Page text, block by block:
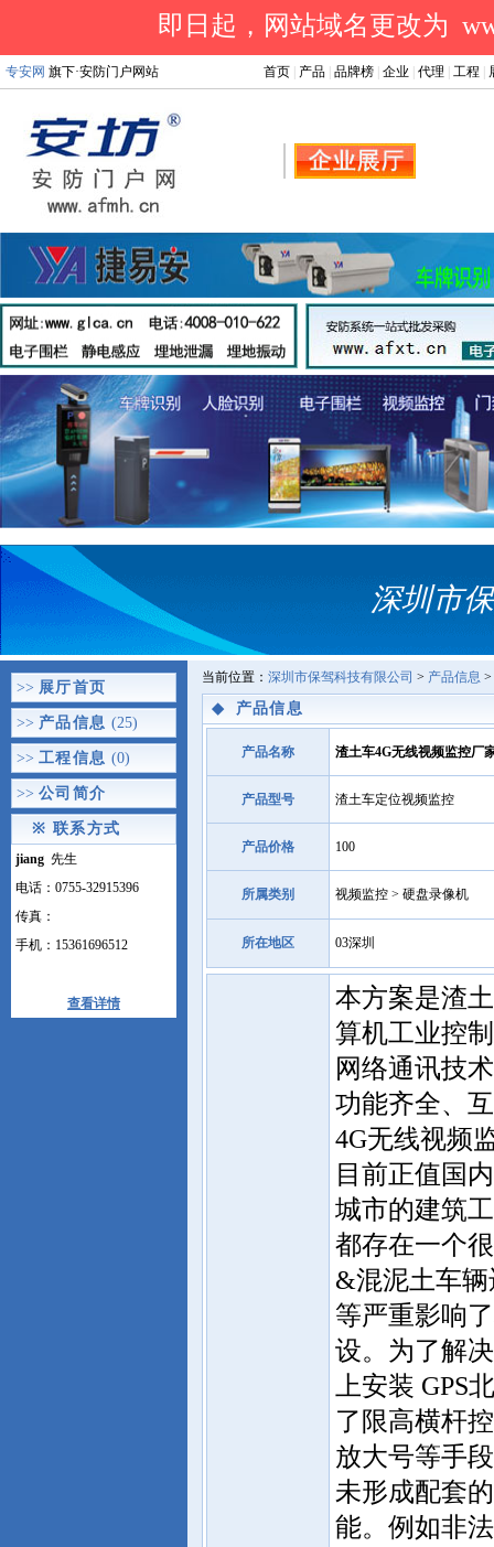
即日起，网站域名更改为
专安网 旗下·安防门户网站 首页 产品 品牌榜 企业 代理 工程
深圳市
>> 展厅首页
>> 产品信息 (25)
>> 工程信息 (0)
>> 公司简介
※ 联系方式
jiang 先生
电话：0755-32915396
传真：
手机：15361696512
查看详情
当前位置： 深圳市保驾科技有限公司 > 产品信息 >
◆ 产品信息
产品名称 渣土车4G无线视频监控厂
产品型号 渣土车定位视频监控
产品价格 100
所属类别 视频监控 > 硬盘录像机
所在地区 03深圳
本方案是渣
算机工业控
网络通讯技
功能齐全、
4G无线视频
目前正值国
城市的建筑
都存在一个
&混泥土车
等严重影响
设。为了解
上安装
了限高横杆
放大号等手
未形成配套
能。例如非